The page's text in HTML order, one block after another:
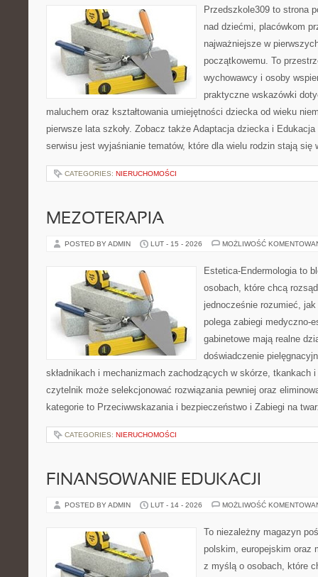
Przedszkole309 to strona
nad dziećmi, placówkom
najważniejsze w
początkowemu. To
wychowawcy i osoby
praktyczne wskazówki
maluchem oraz kształtowania umiejętności dziecka od wieku
pierwsze lata szkoły. Zobacz także Adaptacja dziecka i
serwisu jest wyjaśnianie tematów, które dla wielu rodzin stają
CATEGORIES: NIERUCHOMOŚCI
MEZOTERAPIA
POSTED BY ADMIN LUT - 15 - 2026 MOŻLIWOŚĆ
Estetica-Endermologia to
osobach, które chcą
jednocześnie rozumieć,
polega zabiegi medyczno-
gabinetowe mają realne
doświadczenie
składnikach i mechanizmach zachodzących w skórze, tkankach
czytelnik może selekcjonować rozwiązania pewniej oraz
kategorie to Przeciwwskazania i bezpieczeństwo i Zabiegi na
CATEGORIES: NIERUCHOMOŚCI
FINANSOWANIE EDUKACJI
POSTED BY ADMIN LUT - 14 - 2026 MOŻLIWOŚĆ
To niezależny magazyn
polskim, europejskim oraz
z myślą o osobach, które